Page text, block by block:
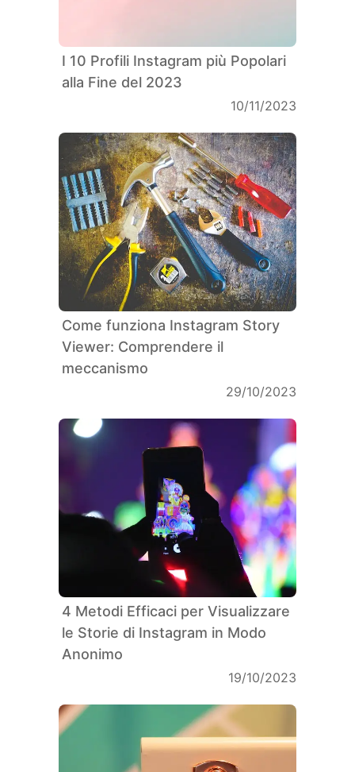
I 10 Profili Instagram più Popolari
alla Fine del 2023
10/11/2023
Come funziona Instagram Story
Viewer: Comprendere il
meccanismo
29/10/2023
4 Metodi Efficaci per Visualizzare
le Storie di Instagram in Modo
Anonimo
19/10/2023